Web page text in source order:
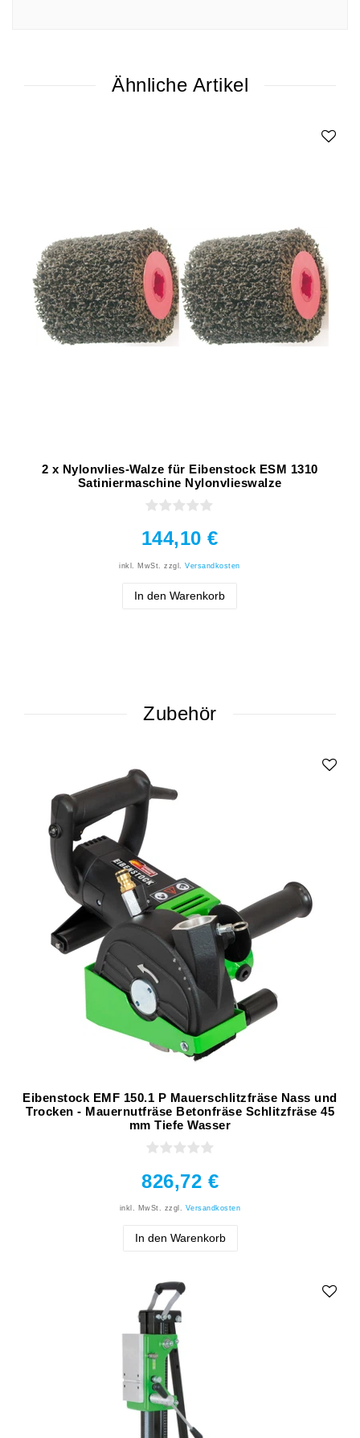
Ähnliche Artikel
2 x Nylonvlies-Walze für Eibenstock ESM 1310
Satiniermaschine Nylonvlieswalze
144,10 €
inkl. MwSt. zzgl.Versandkosten
In den Warenkorb
Zubehör
Eibenstock EMF 150.1 P Mauerschlitzfräse Nass und
Trocken - Mauernutfräse Betonfräse Schlitzfräse 45
mm Tiefe Wasser
826,72 €
inkl. MwSt. zzgl. Versandkosten
In den Warenkorb